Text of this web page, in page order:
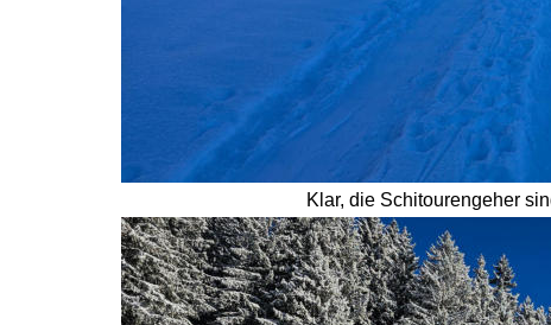
Klar, die Schitourengeher